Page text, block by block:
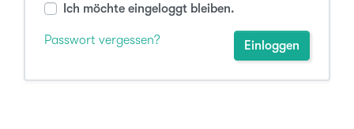
Ich möchte eingeloggt bleiben.
Passwort vergessen? Einloggen